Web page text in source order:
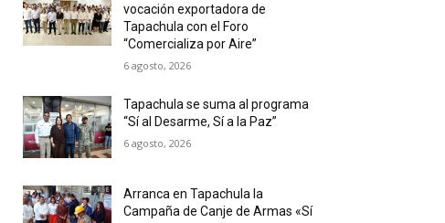
vocación exportadora de
Tapachula con el Foro
“Comercializa por Aire”
6 agosto, 2026
Tapachula se suma al programa
“Sí al Desarme, Sí a la Paz”
6 agosto, 2026
Arranca en Tapachula la
Campaña de Canje de Armas «Sí